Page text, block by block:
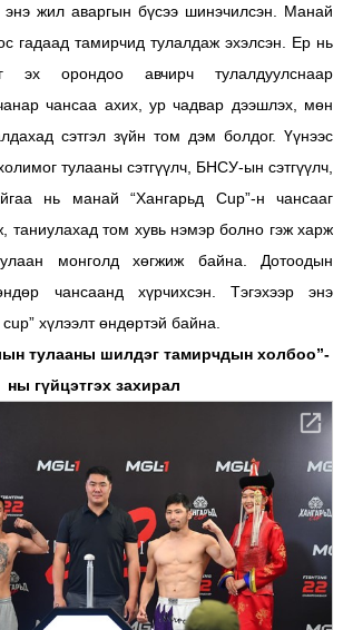
жил аваргын бүсээ шинэчилсэн. Манай
гадаад тамирчид тулалдаж эхэлсэн. Ер нь
эх орондоо авчирч тулалдуулснаар
чансаа ахих, ур чадвар дээшлэх, мөн
сэтгэл зүйн том дэм болдог. Үүнээс
тулааны сэтгүүлч, БНСУ-ын сэтгүүлч,
нь манай “Хангарьд Cup”-н чансааг
таниулахад том хувь нэмэр болно гэж харж
монголд хөгжиж байна. Дотоодын
чансаанд хүрчихсэн. Тэгэхээр энэ
хүлээлт өндөртэй байна.
тулааны шилдэг тамирчдын холбоо”-
ны гүйцэтгэх захирал